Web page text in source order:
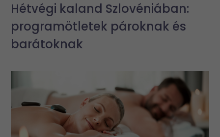
Hétvégi kaland Szlovéniában:
programötletek pároknak és
barátoknak